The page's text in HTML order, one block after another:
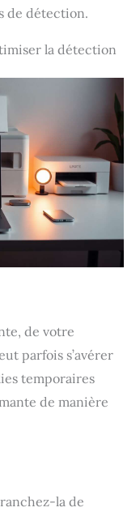
de détection.
la détection
de votre
parfois s’avérer
temporaires
de manière
la de